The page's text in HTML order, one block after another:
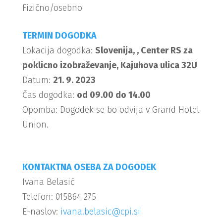
Fizično/osebno
TERMIN DOGODKA
Lokacija dogodka: Slovenija, , Center RS za
poklicno izobraževanje, Kajuhova ulica 32U
Datum: 21. 9. 2023
Čas dogodka: od 09.00 do 14.00
Opomba: Dogodek se bo odvija v Grand Hotel
Union.
KONTAKTNA OSEBA ZA DOGODEK
Ivana Belasić
Telefon: 015864 275
E-naslov: ivana.belasic@cpi.si